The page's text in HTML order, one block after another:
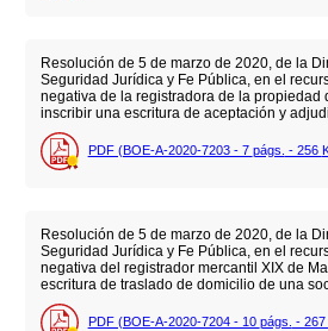
Resolución de 5 de marzo de 2020, de la
Seguridad Jurídica y Fe Pública, en el
negativa de la registradora de la propiedad
inscribir una escritura de aceptación y
PDF (BOE-A-2020-7203 - 7 págs. - 256
Resolución de 5 de marzo de 2020, de la
Seguridad Jurídica y Fe Pública, en el
negativa del registrador mercantil XIX de
escritura de traslado de domicilio de una
PDF (BOE-A-2020-7204 - 10 págs. - 267